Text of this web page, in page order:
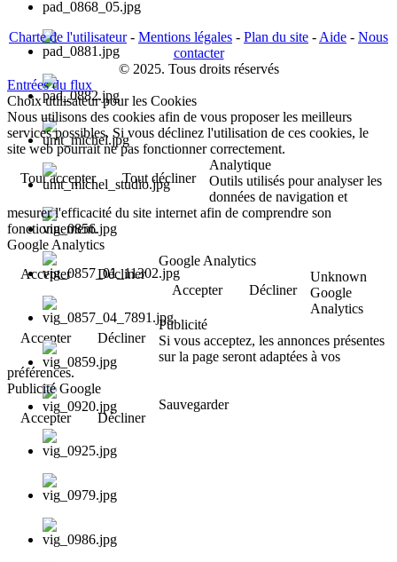
Charte de l'utilisateur- Mentions légales - Plan du site - Aide - Nous
contacter
© 2025. Tous droits réservés
Entrées du flux
Choix utilisateur pour les Cookies
Nous utilisons des cookies afin de vous proposer les meilleurs
services possibles. Si vous déclinez l'utilisation de ces cookies, le
site web pourrait ne pas fonctionner correctement.
Tout accepter
Tout décliner
Analytique
Outils utilisés pour analyser les
données de navigation et
mesurer l'efficacité du site internet afin de comprendre son
fonctionnement.
Google Analytics
Accepter
Décliner
Google Analytics
Accepter
Décliner
Unknown
Google
Analytics
Accepter
Décliner
Publicité
Si vous acceptez, les annonces présentes
sur la page seront adaptées à vos
préférences.
Publicité Google
Accepter
Décliner
Sauvegarder